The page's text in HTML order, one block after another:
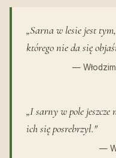
„Sarna w lesie jest
którego nie da się
—
„I sarny w pole
ich się posrebrzył."
—